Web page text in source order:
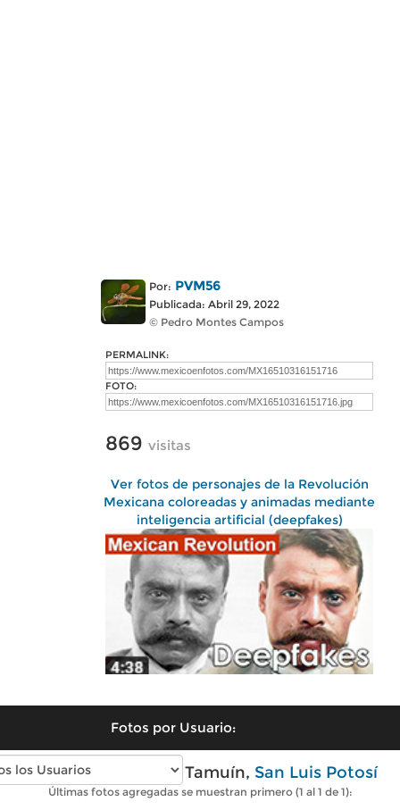
Por: PVM56
Publicada: Abril 29, 2022
© Pedro Montes Campos
PERMALINK:
FOTO:
869 visitas
Ver fotos de personajes de la Revolución
Mexicana coloreadas y animadas mediante
inteligencia artificial (deepfakes)
Fotos por Usuario:
Fotos modernas de Tamuín, San Luis Potosí
Últimas fotos agregadas se muestran primero (1 al 1 de 1):